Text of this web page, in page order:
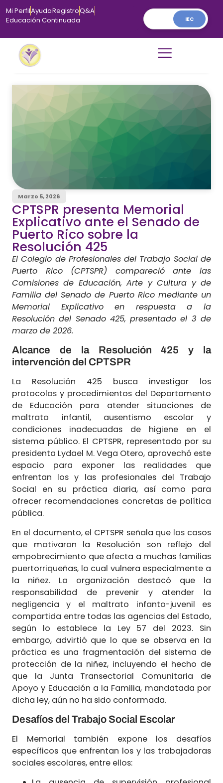
IEC
Mi PerfilAyudaRegistroQ&A
Educación Continuada
Marzo 5, 2026
CPTSPR presenta Memorial
Explicativo ante el Senado de
Puerto Rico sobre la
Resolución 425
El Colegio de Profesionales del Trabajo Social de
Puerto Rico (CPTSPR) compareció ante las
Comisiones de Educación, Arte y Cultura y de
Familia del Senado de Puerto Rico mediante un
Memorial Explicativo en respuesta a la
Resolución del Senado 425, presentado el 3 de
marzo de 2026.
Alcance de la Resolución 425 y la
intervención del CPTSPR
La Resolución 425 busca investigar los
protocolos y procedimientos del Departamento
de Educación para atender situaciones de
maltrato infantil, ausentismo escolar y
condiciones inadecuadas de higiene en el
sistema público. El CPTSPR, representado por su
presidenta Lydael M. Vega Otero, aprovechó este
espacio para exponer las realidades que
enfrentan los y las profesionales del Trabajo
Social en su práctica diaria, así como para
ofrecer recomendaciones concretas de política
pública.
En el documento, el CPTSPR señala que los casos
que motivaron la Resolución son reflejo del
empobrecimiento que afecta a muchas familias
puertorriqueñas, lo cual vulnera especialmente a
la niñez. La organización destacó que la
responsabilidad de prevenir y atender la
negligencia y el maltrato infanto-juvenil es
compartida entre todas las agencias del Estado,
según lo establece la Ley 57 del 2023. Sin
embargo, advirtió que lo que se observa en la
práctica es una fragmentación del sistema de
protección de la niñez, incluyendo el hecho de
que la Junta Transectorial Comunitaria de
Apoyo y Educación a la Familia, mandatada por
dicha ley, aún no ha sido conformada.
Desafíos del Trabajo Social Escolar
El Memorial también expone los desafíos
específicos que enfrentan los y las trabajadoras
sociales escolares, entre ellos: